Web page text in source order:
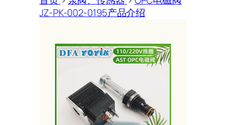
JZ-PK-002-0195产品介绍